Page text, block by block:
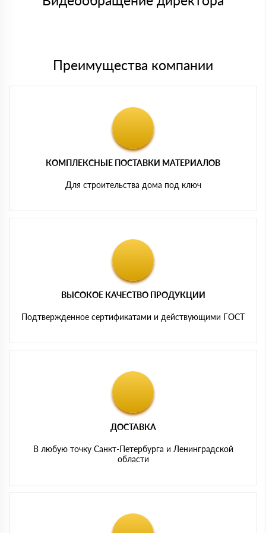
Преимущества компании
КОМПЛЕКСНЫЕ ПОСТАВКИ МАТЕРИАЛОВ
Для строительства дома под ключ
ВЫСОКОЕ КАЧЕСТВО ПРОДУКЦИИ
Подтвержденное сертификатами и действующими ГОСТ
ДОСТАВКА
В любую точку Санкт-Петербурга и Ленинградской
области